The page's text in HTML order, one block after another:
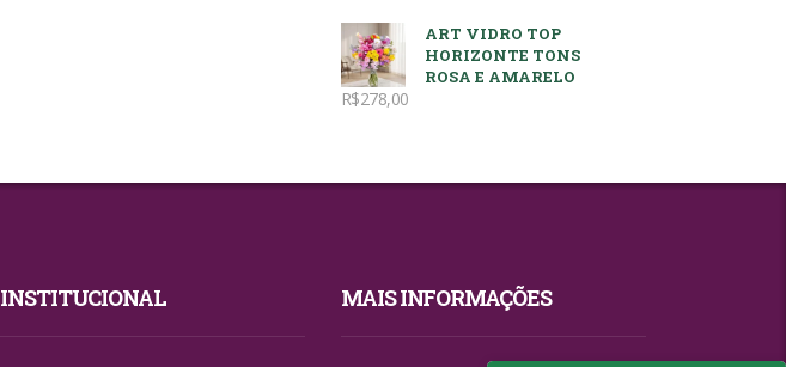
ART VIDRO TOP
HORIZONTE TONS
ROSA E AMARELO
R$278,00
INSTITUCIONAL MAIS INFORMAÇÕES